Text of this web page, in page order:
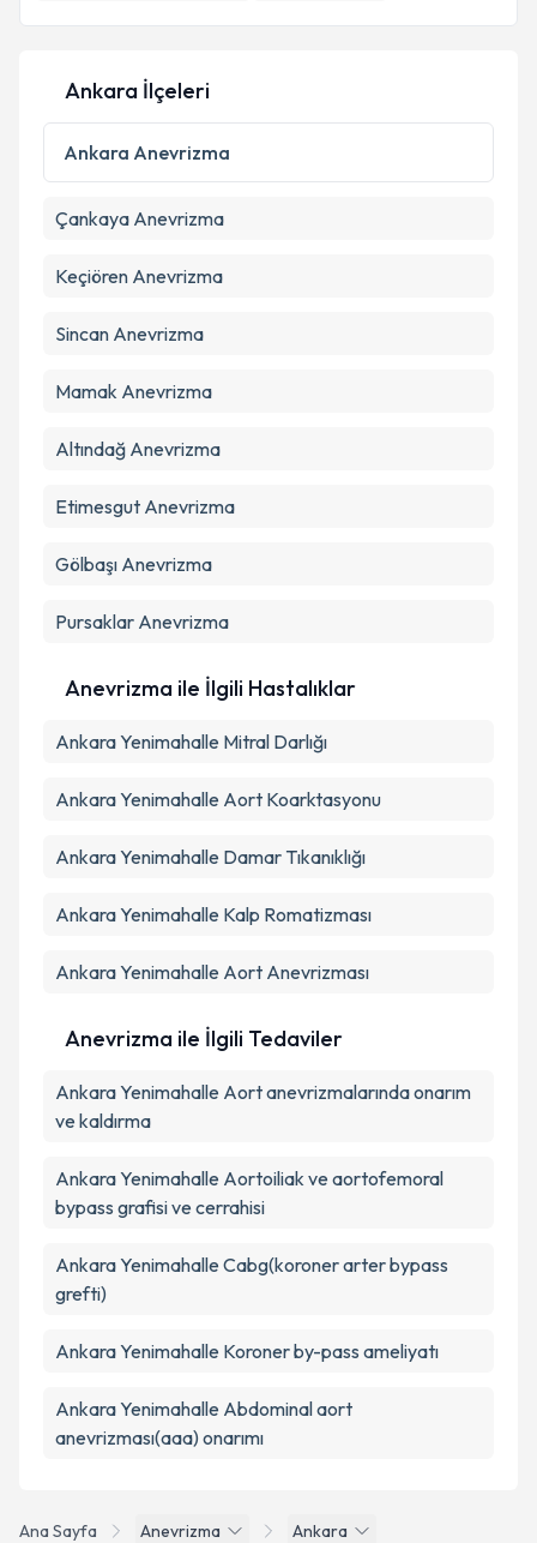
E-posta Adresiniz
Kişisel verilerimin işlenmesine ilişkin
Metni'ni okudum ve kişisel verilerimin belirtilen
Takvim Talebini Gönder
Ana Sayfa Anevrizma
Ankara
Ankara İlçeleri
Ankara Anevrizma
Çankaya Anevrizma
Keçiören Anevrizma
Sincan Anevrizma
Mamak Anevrizma
Altındağ Anevrizma
Etimesgut Anevrizma
Gölbaşı Anevrizma
Pursaklar Anevrizma
Anevrizma ile İlgili Hastalıklar
Ankara Yenimahalle Mitral Darlığı
Ankara Yenimahalle Aort Koarktasyonu
Ankara Yenimahalle Damar Tıkanıklığı
Ankara Yenimahalle Kalp Romatizması
Ankara Yenimahalle Aort Anevrizması
Anevrizma ile İlgili Tedaviler
Ankara Yenimahalle Aort anevrizmalarında onarım
ve kaldırma
Ankara Yenimahalle Aortoiliak ve aortofemoral
bypass grafisi ve cerrahisi
Ankara Yenimahalle Cabg(koroner arter bypass
grefti)
Ankara Yenimahalle Koroner by-pass ameliyatı
Ankara Yenimahalle Abdominal aort
anevrizması(aaa) onarımı